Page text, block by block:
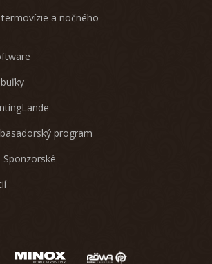
a nočného
program
Sponzorské